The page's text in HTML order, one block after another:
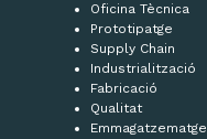
Oficina Tècnica
Prototipatge
Supply Chain
Industrialització
Fabricació
Qualitat
Emmagatzematge